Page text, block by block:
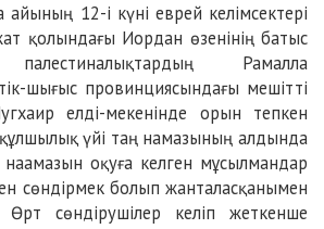
12-і күні еврей келімсектері
қолындағы Иордан өзенінің батыс
палестиналықтардың Рамалла
шығыс провинциясындағы мешітті
елді-мекенінде орын тепкен
үйі таң намазының алдында
оқуға келген мұсылмандар
сөндірмек болып жанталасқанымен
сөндірушілер келіп жеткенше